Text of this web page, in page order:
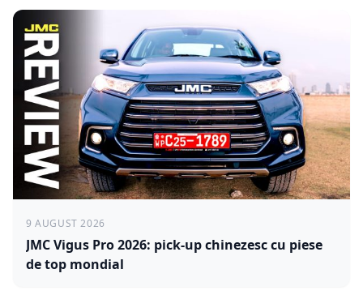
9 AUGUST 2026
JMC Vigus Pro 2026: pick-up chinezesc cu piese
de top mondial